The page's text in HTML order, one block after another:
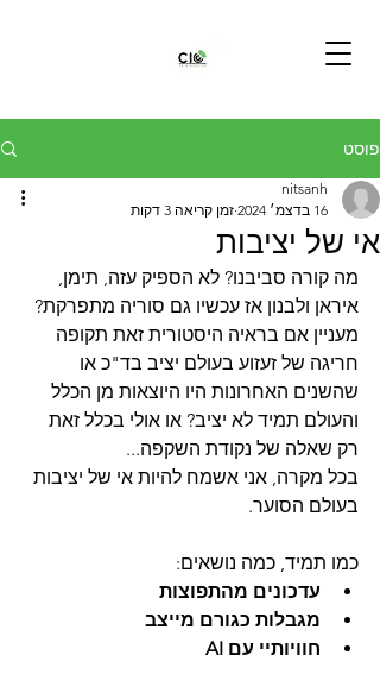
פוסט
אי של יציבות
nitsanh
16 בדצמ׳ 2024
זמן קריאה 3 דקות
מה קורה סביבנו? לא הספיק עזה, תימן,
איראן ולבנון אז עכשיו גם סוריה מתפרקת?
מעניין אם בראיה היסטורית זאת תקופה
חריגה של זעזוע בעולם יציב בד"כ או
שהשנים האחרונות היו היוצאות מן הכלל
והעולם תמיד לא יציב? או אולי בכלל זאת
רק שאלה של נקודת השקפה...
בכל מקרה, אני אשמח להיות אי של יציבות
בעולם הסוער.
כמו תמיד, כמה נושאים:
עדכונים מהתפוצות
מגבלות כגורם מייצב
חוויותיי עם AI